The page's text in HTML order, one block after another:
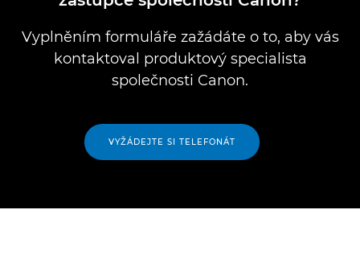
Vyplněním formuláře zažádáte o to, aby vás
kontaktoval produktový specialista
společnosti Canon.
VYŽÁDEJTE SI TELEFONÁT